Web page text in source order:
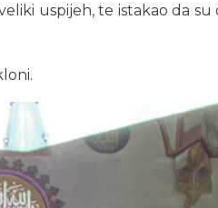
uspijeh, te istakao da